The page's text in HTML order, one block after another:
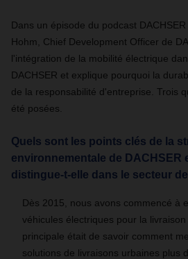
Dans un épisode du podcast
Hohm, Chief Development Officer de
l'intégration de la mobilité électrique
DACHSER et explique pourquoi la
de la responsabilité d'entreprise. Trois
été posées.
Quels sont les points clés de la
environnementale de DACHSER
distingue-t-elle dans le secteur
Dès 2015, nous avons commencé à
véhicules électriques pour la
principale était de savoir comment
solutions de livraisons urbaines plus